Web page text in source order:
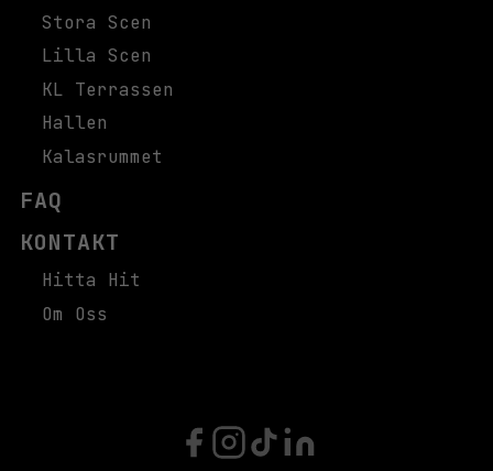
Stora Scen
Lilla Scen
KL Terrassen
Hallen
Kalasrummet
FAQ
KONTAKT
Hitta Hit
Om Oss